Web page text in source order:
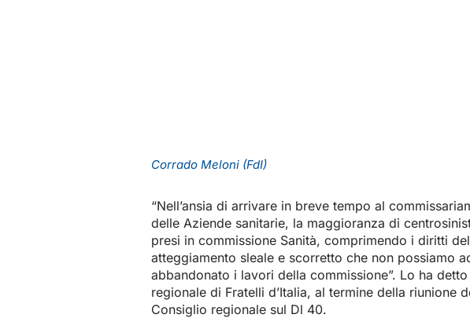
Corrado Meloni (FdI)
“Nell’ansia di arrivare in breve tempo al
delle Aziende sanitarie, la maggioranza di
presi in commissione Sanità, comprimendo i diritti
atteggiamento sleale e scorretto che non possiamo
abbandonato i lavori della commissione”. Lo ha
regionale di Fratelli d’Italia, al termine della riunione
Consiglio regionale sul Dl 40.